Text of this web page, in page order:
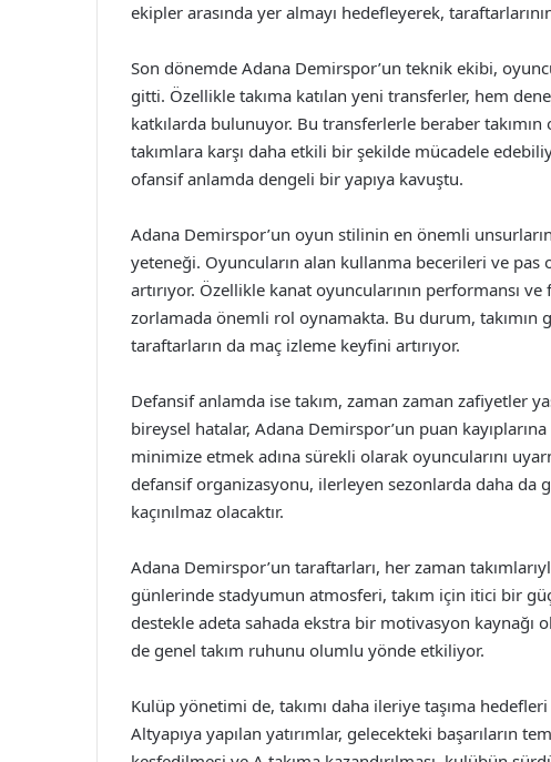
ekipler arasında yer almayı hedefleyerek,
Son dönemde Adana Demirspor’un teknik ekibi,
gitti. Özellikle takıma katılan yeni transferler, hem
katkılarda bulunuyor. Bu transferlerle beraber
takımlara karşı daha etkili bir şekilde mücadele
ofansif anlamda dengeli bir yapıya kavuştu.
Adana Demirspor’un oyun stilinin en önemli
yeteneği. Oyuncuların alan kullanma becerileri ve pas
artırıyor. Özellikle kanat oyuncularının performansı
zorlamada önemli rol oynamakta. Bu durum, takımın
taraftarların da maç izleme keyfini artırıyor.
Defansif anlamda ise takım, zaman zaman zafiyetler
bireysel hatalar, Adana Demirspor’un puan
minimize etmek adına sürekli olarak oyuncularını
defansif organizasyonu, ilerleyen sezonlarda daha da
kaçınılmaz olacaktır.
Adana Demirspor’un taraftarları, her zaman
günlerinde stadyumun atmosferi, takım için itici bir
destekle adeta sahada ekstra bir motivasyon kaynağı
de genel takım ruhunu olumlu yönde etkiliyor.
Kulüp yönetimi de, takımı daha ileriye taşıma
Altyapıya yapılan yatırımlar, gelecekteki başarıların